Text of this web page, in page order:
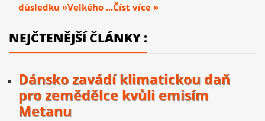
důsledku »Velkého ...Číst více »
NEJČTENĚJŠÍ ČLÁNKY :
Dánsko zavádí klimatickou daň
pro zemědělce kvůli emisím
Metanu